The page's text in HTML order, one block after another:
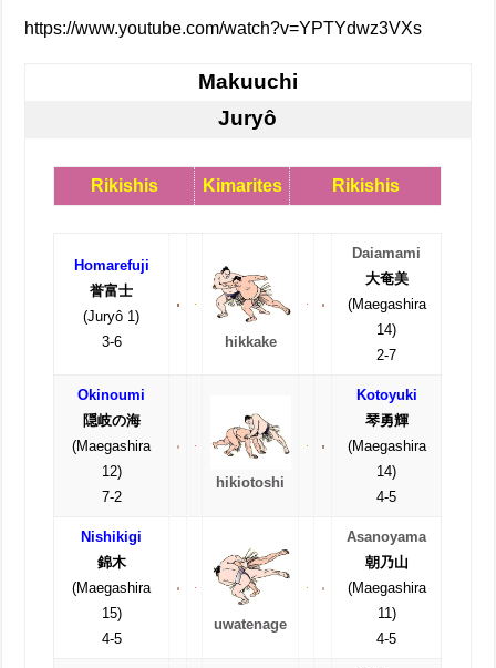
https://www.youtube.com/watch?v=YPTYdwz3VXs
Makuuchi
Juryô
Rikishis Kimarites Rikishis
Homarefuji
誉富士
(Juryô 1)
3-6
hikkake
Daiamami
大奄美
(Maegashira
14)
2-7
Okinoumi
隠岐の海
(Maegashira
12)
7-2
hikiotoshi
Kotoyuki
琴勇輝
(Maegashira
14)
4-5
Nishikigi
錦木
(Maegashira
15)
4-5
uwatenage
Asanoyama
朝乃山
(Maegashira
11)
4-5